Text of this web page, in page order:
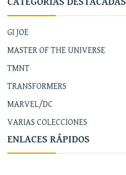
GI JOE
MASTER OF THE UNIVERSE
TMNT
TRANSFORMERS
MARVEL/DC
VARIAS COLECCIONES
ENLACES RÁPIDOS